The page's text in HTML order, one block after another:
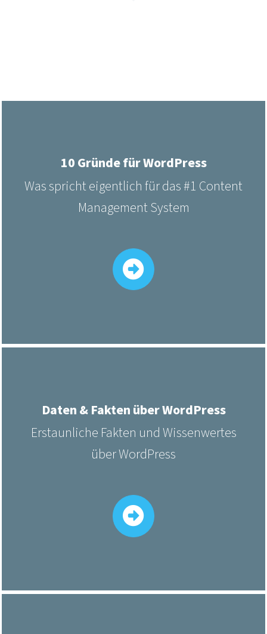
10 Gründe für WordPress
Was spricht eigentlich für das #1 Content
Management System
Daten & Fakten über WordPress
Erstaunliche Fakten und Wissenwertes
über WordPress